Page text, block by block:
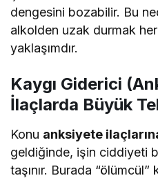
dengesini bozabilir. Bu
alkolden uzak durmak her
yaklaşımdır.
Kaygı Giderici
İlaçlarda Büyük
Konu anksiyete
geldiğinde, işin ciddiyeti
taşınır. Burada